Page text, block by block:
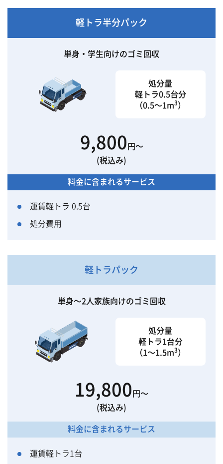
軽トラ半分パック
単身・学生向けのゴミ回収
処分量
軽トラ0.5台分
（0.5〜1m3）
9,800 円〜
(税込み)
料金に含まれるサービス
運賃軽トラ 0.5台
処分費用
軽トラパック
単身〜2人家族向けのゴミ回収
処分量
軽トラ1台分
（1〜1.5m3）
19,800 円〜
(税込み)
料金に含まれるサービス
運賃軽トラ1台